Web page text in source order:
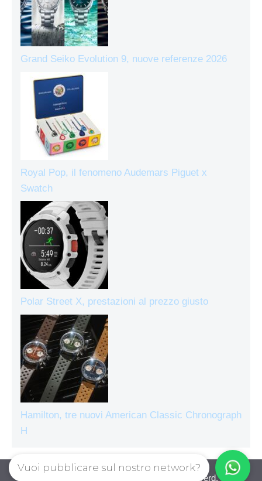
Grand Seiko Evolution 9, nuove referenze 2026
Royal Pop, il fenomeno Audemars Piguet x
Swatch
Polar Street X, prestazioni al prezzo giusto
Hamilton, tre nuovi American Classic Chronograph
H
Orologiecronografi © 2026. All right reserverd.
Vuoi pubblicare sul nostro network?